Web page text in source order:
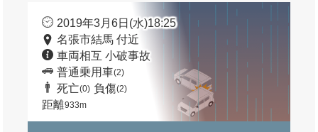
2019年3月6日(水)18:25
名張市結馬 付近
車両相互 小破事故
普通乗用車(2)
死亡(0) 負傷(2)
距離933m